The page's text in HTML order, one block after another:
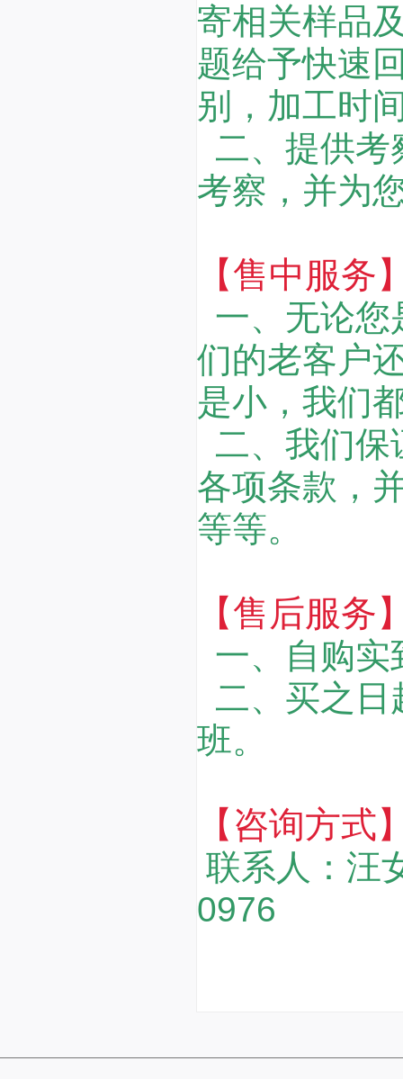
寄相关样品
题给予快速
别，加工时
二、提供考
考察，并为
【售中服务
一、无论您
们的老客户
是小，我们
二、我们保
各项条款，
等等。
【售后服务
一、自购实
二、买之日
班。
【咨询方式
联系人：汪
0976